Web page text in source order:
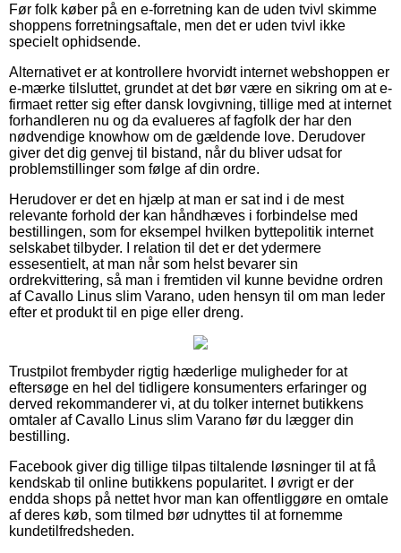
Før folk køber på en e-forretning kan de uden tvivl skimme
shoppens forretningsaftale, men det er uden tvivl ikke
specielt ophidsende.
Alternativet er at kontrollere hvorvidt internet webshoppen er
e-mærke tilsluttet, grundet at det bør være en sikring om at e-
firmaet retter sig efter dansk lovgivning, tillige med at internet
forhandleren nu og da evalueres af fagfolk der har den
nødvendige knowhow om de gældende love. Derudover
giver det dig genvej til bistand, når du bliver udsat for
problemstillinger som følge af din ordre.
Herudover er det en hjælp at man er sat ind i de mest
relevante forhold der kan håndhæves i forbindelse med
bestillingen, som for eksempel hvilken byttepolitik internet
selskabet tilbyder. I relation til det er det ydermere
essesentielt, at man når som helst bevarer sin
ordrekvittering, så man i fremtiden vil kunne bevidne ordren
af Cavallo Linus slim Varano, uden hensyn til om man leder
efter et produkt til en pige eller dreng.
Trustpilot frembyder rigtig hæderlige muligheder for at
eftersøge en hel del tidligere konsumenters erfaringer og
derved rekommanderer vi, at du tolker internet butikkens
omtaler af Cavallo Linus slim Varano før du lægger din
bestilling.
Facebook giver dig tillige tilpas tiltalende løsninger til at få
kendskab til online butikkens popularitet. I øvrigt er der
endda shops på nettet hvor man kan offentliggøre en omtale
af deres køb, som tilmed bør udnyttes til at fornemme
kundetilfredsheden.